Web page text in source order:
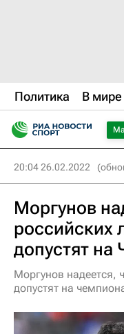
Политика В мире
20:04 26.02.2022
Моргунов
российских
допустят
Моргунов надеется,
допустят на